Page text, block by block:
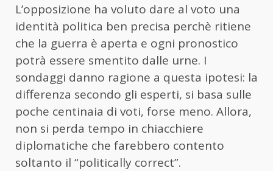
L’opposizione ha voluto dare al voto una
identità politica ben precisa perchè ritiene
che la guerra è aperta e ogni pronostico
potrà essere smentito dalle urne. I
sondaggi danno ragione a questa ipotesi: la
differenza secondo gli esperti, si basa sulle
poche centinaia di voti, forse meno. Allora,
non si perda tempo in chiacchiere
diplomatiche che farebbero contento
soltanto il “politically correct”.